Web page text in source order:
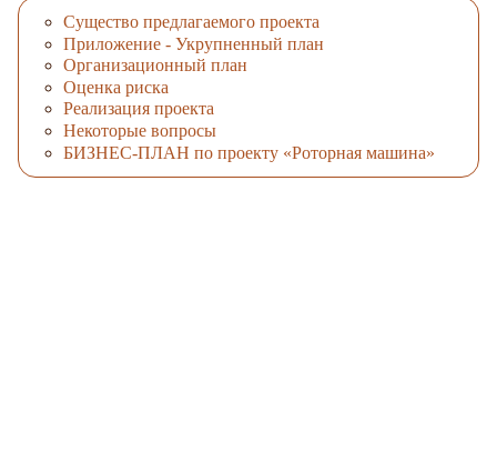
Существо предлагаемого проекта
Приложение - Укрупненный план
Организационный план
Оценка риска
Реализация проекта
Некоторые вопросы
БИЗНЕС-ПЛАН по проекту «Роторная машина»